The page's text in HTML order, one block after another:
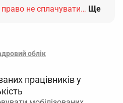
не сплачувати… Ще
облік
працівників у